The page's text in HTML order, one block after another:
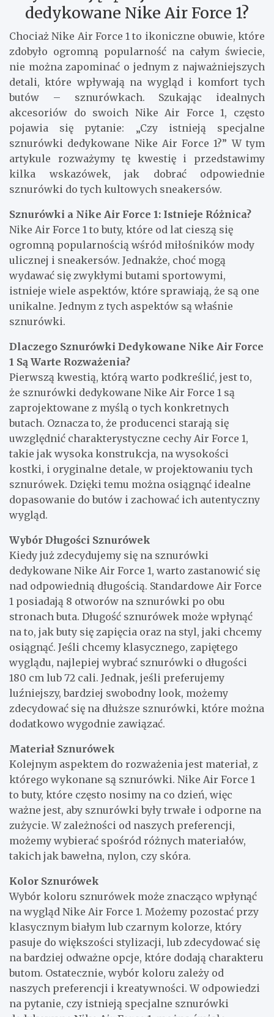
dedykowane Nike Air Force 1?
Chociaż Nike Air Force 1 to ikoniczne obuwie, które
zdobyło ogromną popularność na całym świecie,
nie można zapominać o jednym z najważniejszych
detali, które wpływają na wygląd i komfort tych
butów – sznurówkach. Szukając idealnych
akcesoriów do swoich Nike Air Force 1, często
pojawia się pytanie: „Czy istnieją specjalne
sznurówki dedykowane Nike Air Force 1?” W tym
artykule rozważymy tę kwestię i przedstawimy
kilka wskazówek, jak dobrać odpowiednie
sznurówki do tych kultowych sneakersów.
Sznurówki a Nike Air Force 1: Istnieje Różnica?
Nike Air Force 1 to buty, które od lat cieszą się
ogromną popularnością wśród miłośników mody
ulicznej i sneakersów. Jednakże, choć mogą
wydawać się zwykłymi butami sportowymi,
istnieje wiele aspektów, które sprawiają, że są one
unikalne. Jednym z tych aspektów są właśnie
sznurówki.
Dlaczego Sznurówki Dedykowane Nike Air Force
1 Są Warte Rozważenia?
Pierwszą kwestią, którą warto podkreślić, jest to,
że sznurówki dedykowane Nike Air Force 1 są
zaprojektowane z myślą o tych konkretnych
butach. Oznacza to, że producenci starają się
uwzględnić charakterystyczne cechy Air Force 1,
takie jak wysoka konstrukcja, na wysokości
kostki, i oryginalne detale, w projektowaniu tych
sznurówek. Dzięki temu można osiągnąć idealne
dopasowanie do butów i zachować ich autentyczny
wygląd.
Wybór Długości Sznurówek
Kiedy już zdecydujemy się na sznurówki
dedykowane Nike Air Force 1, warto zastanowić się
nad odpowiednią długością. Standardowe Air Force
1 posiadają 8 otworów na sznurówki po obu
stronach buta. Długość sznurówek może wpłynąć
na to, jak buty się zapięcia oraz na styl, jaki chcemy
osiągnąć. Jeśli chcemy klasycznego, zapiętego
wyglądu, najlepiej wybrać sznurówki o długości
180 cm lub 72 cali. Jednak, jeśli preferujemy
luźniejszy, bardziej swobodny look, możemy
zdecydować się na dłuższe sznurówki, które można
dodatkowo wygodnie zawiązać.
Materiał Sznurówek
Kolejnym aspektem do rozważenia jest materiał, z
którego wykonane są sznurówki. Nike Air Force 1
to buty, które często nosimy na co dzień, więc
ważne jest, aby sznurówki były trwałe i odporne na
zużycie. W zależności od naszych preferencji,
możemy wybierać spośród różnych materiałów,
takich jak bawełna, nylon, czy skóra.
Kolor Sznurówek
Wybór koloru sznurówek może znacząco wpłynąć
na wygląd Nike Air Force 1. Możemy pozostać przy
klasycznym białym lub czarnym kolorze, który
pasuje do większości stylizacji, lub zdecydować się
na bardziej odważne opcje, które dodają charakteru
butom. Ostatecznie, wybór koloru zależy od
naszych preferencji i kreatywności. W odpowiedzi
na pytanie, czy istnieją specjalne sznurówki